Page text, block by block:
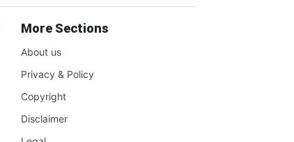
More Sections
About us
Privacy & Policy
Copyright
Disclaimer